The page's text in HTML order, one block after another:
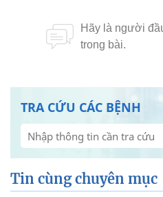
TRA CỨU CÁC BỆNH
Tin cùng chuyên mục